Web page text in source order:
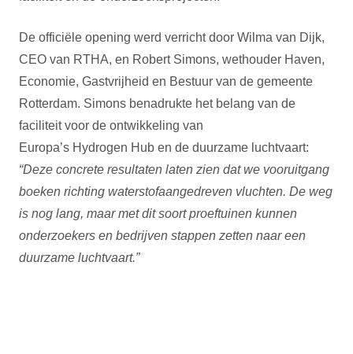
De officiële opening werd verricht door Wilma van Dijk,
CEO van RTHA, en Robert Simons, wethouder Haven,
Economie, Gastvrijheid en Bestuur van de gemeente
Rotterdam. Simons benadrukte het belang van de
faciliteit voor de ontwikkeling van
Europa’s Hydrogen Hub en de duurzame luchtvaart:
“Deze concrete resultaten laten zien dat we vooruitgang
boeken richting waterstofaangedreven vluchten. De weg
is nog lang, maar met dit soort proeftuinen kunnen
onderzoekers en bedrijven stappen zetten naar een
duurzame luchtvaart.”